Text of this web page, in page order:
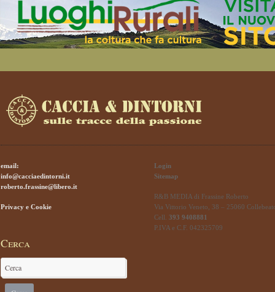
email:
info@cacciaedintorni.it
roberto.frassine@libero.it
Privacy e Cookie
Cerca
Login
Sitemap
R&B MEDIA di Frassine Roberto
Via Vittorio Veneto, 38 – 25060
Cell. 393 9408881
P.IVA e C.F. 042325709